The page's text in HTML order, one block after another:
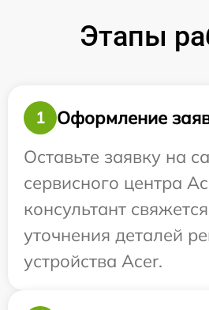
Этапы
1
Оформление
Оставьте заявку на
сервисного центра
консультант
уточнения деталей
устройства Acer.